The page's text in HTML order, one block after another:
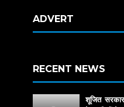
ADVERT
RECENT NEWS
शूजित